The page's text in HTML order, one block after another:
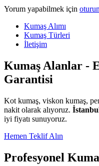
Yorum yapabilmek için
Kumaş Alımı
Kumaş Türleri
İletişim
Kumaş Alanlar -
Garantisi
Kot kumaş, viskon kumaş,
nakit olarak alıyoruz.
iyi fiyatı sunuyoruz.
Hemen Teklif Alın
Profesyonel